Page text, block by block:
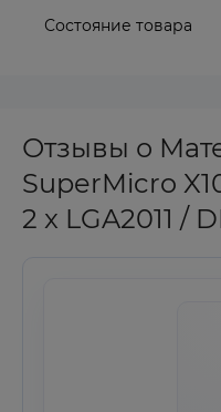
Состояние товара
Отзывы о
SuperMicro
2 x LGA2011 /